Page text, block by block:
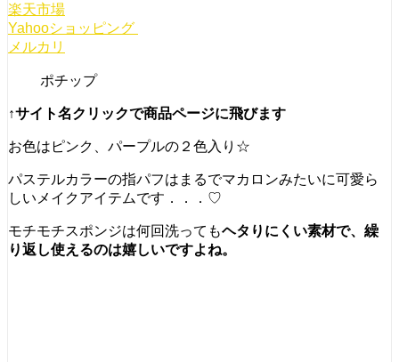
楽天市場
Yahooショッピング
メルカリ
ポチップ
↑サイト名クリックで商品ページに飛びます
お色はピンク、パープルの２色入り☆
パステルカラーの指パフはまるでマカロンみたいに可愛ら
しいメイクアイテムです．．．♡
モチモチスポンジは何回洗ってもヘタりにくい素材で、繰
り返し使えるのは嬉しいですよね。